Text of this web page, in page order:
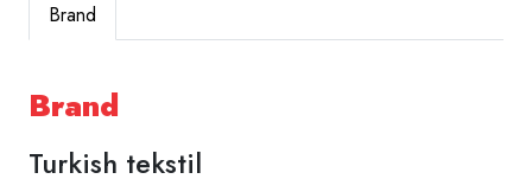
Brand
Brand
Turkish tekstil